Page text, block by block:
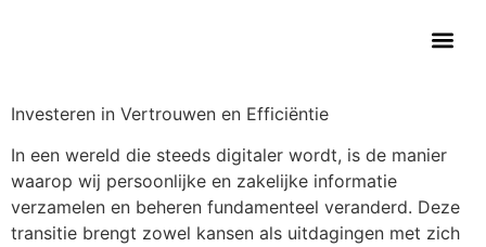
Investeren in Vertrouwen en Efficiëntie
In een wereld die steeds digitaler wordt, is de manier
waarop wij persoonlijke en zakelijke informatie
verzamelen en beheren fundamenteel veranderd. Deze
transitie brengt zowel kansen als uitdagingen met zich